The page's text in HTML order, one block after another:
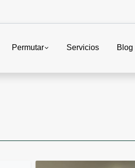
Permutar Servicios Blog